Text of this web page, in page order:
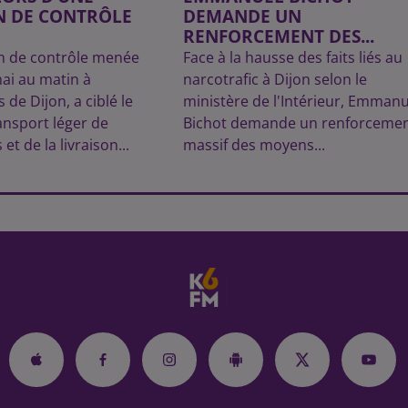
DE CONTRÔLE
de contrôle menée
au matin à
de Dijon, a ciblé le
léger de
de la livraison...
DEMANDE UN
RENFORCEMENT DES...
Face à la hausse des faits liés au
narcotrafic à Dijon selon le
ministère de l'Intérieur,
Bichot demande un
massif des moyens...